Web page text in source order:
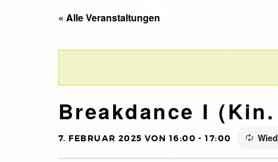
« Alle Veranstaltungen
Breakdance I
7. FEBRUAR 2025 VON 16:00 -17:00